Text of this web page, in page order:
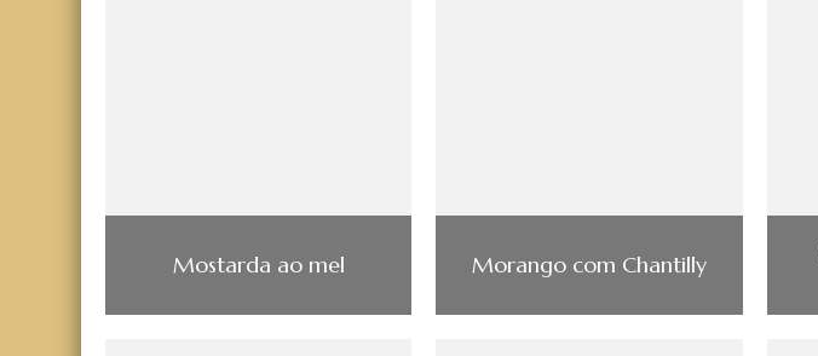
Mostarda ao mel Morango com Chantilly